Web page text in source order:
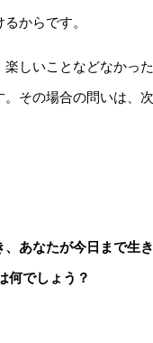
からです。
楽しいことなどなかっ
。その場合の問いは、
、あなたが今日まで生
何でしょう？